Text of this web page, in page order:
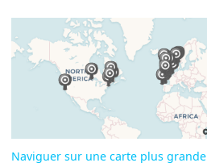
Naviguer sur une carte plus grande